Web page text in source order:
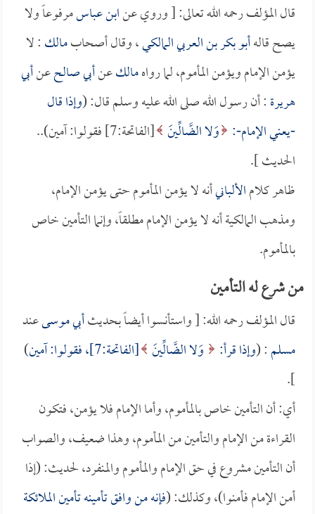
قال المؤلف رحمه الله تعالى: [ وروي عنابن عباسمرفوعاً ولا
يصح قالهأبو بكر بن العربي المالكي، وقال أصحابمالك: لا
يؤمن الإمام ويؤمن المأموم، لما رواهمالكعنأبي صالحعنأبي
هريرة: أن رسول الله صلى الله عليه وسلم قال: (وإذا قال
-يعني الإمام-: وَلا الضَّالِّينَ
[الفاتحة:7] فقولوا: آمين)..
الحديث ].
ظاهر كلامالألبانيأنه لا يؤمن المأموم حتى يؤمن الإمام،
ومذهب المالكية أنه لا يؤمن الإمام مطلقاً، وإنما التأمين خاص
بالمأموم.
من شرع له التأمين
قال المؤلف رحمه الله: [ واستأنسوا أيضاً بحديثأبي موسىعند
مسلم: (وإذا قرأ: وَلا الضَّالِّينَ [الفاتحة:7]، فقولوا: آمين
)
].
أي: أن التأمين خاص بالمأموم، وأما الإمام فلا يؤمن، فتكون
القراءة من الإمام والتأمين من المأموم، وهذا ضعيف، والصواب
أن التأمين مشروع في حق الإمام والمأموم والمنفرد، لحديث: (إذا
أمن الإمام فأمنوا)، وكذلك: (فإنه من وافق تأمينه تأمين الملائكة